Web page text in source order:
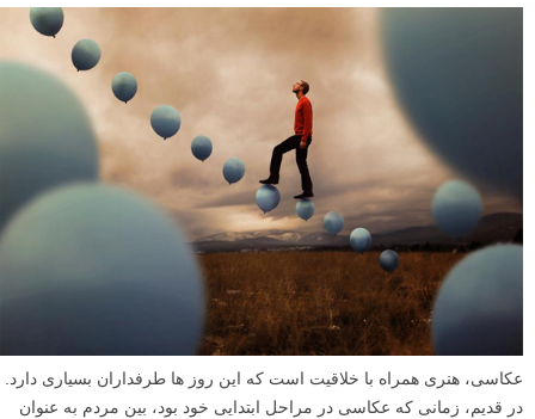
عکاسی، هنری همراه با خلاقیت است که این روز ها طرفداران بسیاری دارد.
در قدیم، زمانی که عکاسی در مراحل ابتدایی خود بود، بین مردم به عنوان